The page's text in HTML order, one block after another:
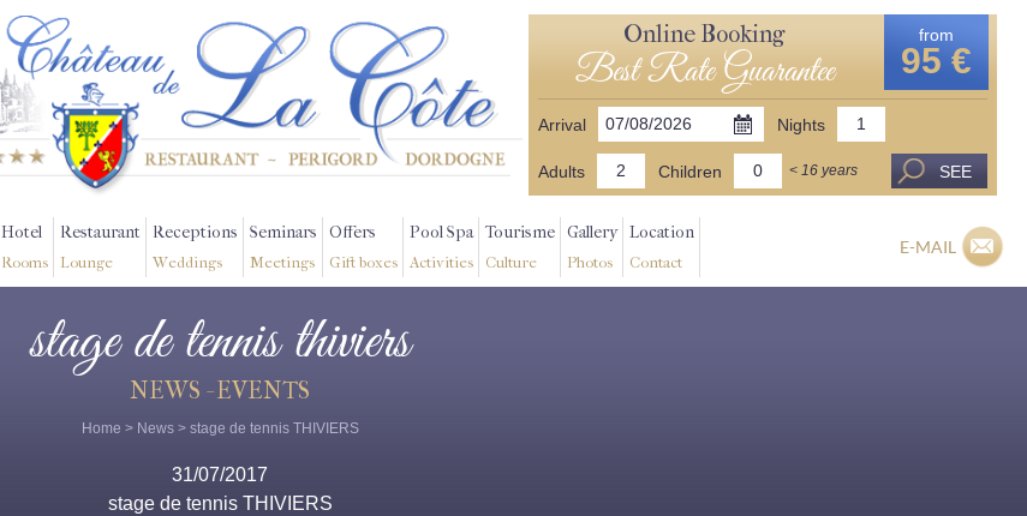
Online Booking
Best Rate Guarantee
from
95 €
Arrival Nights
Adults Children < 16 years SEE
Hotel
Rooms
Restaurant
Lounge
Receptions
Weddings
Seminars
Meetings
Offers
Gift boxes
Pool Spa
Activities
Tourisme
Culture
Gallery
Photos
Location
Contact
E-MAIL
stage de tennis thiviers
NEWS - EVENTS
Home > News> stage de tennis THIVIERS
31/07/2017
stage de tennis THIVIERS